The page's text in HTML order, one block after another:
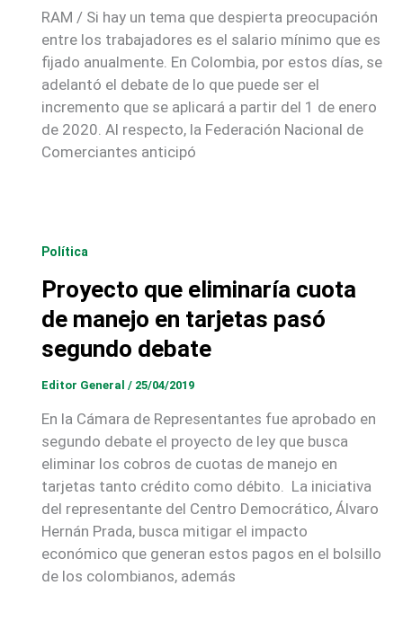
RAM / Si hay un tema que despierta preocupación
entre los trabajadores es el salario mínimo que es
fijado anualmente. En Colombia, por estos días, se
adelantó el debate de lo que puede ser el
incremento que se aplicará a partir del 1 de enero
de 2020. Al respecto, la Federación Nacional de
Comerciantes anticipó
Política
Proyecto que eliminaría cuota
de manejo en tarjetas pasó
segundo debate
Editor General / 25/04/2019
En la Cámara de Representantes fue aprobado en
segundo debate el proyecto de ley que busca
eliminar los cobros de cuotas de manejo en
tarjetas tanto crédito como débito. La iniciativa
del representante del Centro Democrático, Álvaro
Hernán Prada, busca mitigar el impacto
económico que generan estos pagos en el bolsillo
de los colombianos, además